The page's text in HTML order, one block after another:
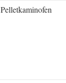
Pelletkaminofen